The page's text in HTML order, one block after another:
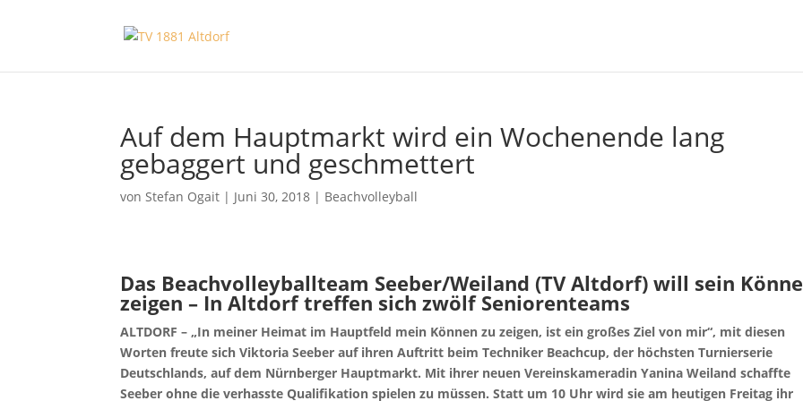
Auf dem Hauptmarkt wird ein Wochenende lang
gebaggert und geschmettert
vonStefan Ogait | Juni 30, 2018 | Beachvolleyball
Das Beachvolleyballteam Seeber/Weiland (TV Altdorf) will sein
zeigen – In Altdorf treffen sich zwölf Seniorenteams
ALTDORF – „In meiner Heimat im Hauptfeld mein Können zu zeigen, ist ein großes Ziel von mir“, mit diesen
Worten freute sich Viktoria Seeber auf ihren Auftritt beim Techniker Beachcup, der höchsten Turnierserie
Deutschlands, auf dem Nürnberger Hauptmarkt. Mit ihrer neuen Vereinskameradin Yanina Weiland schaffte
Seeber ohne die verhasste Qualifikation spielen zu müssen. Statt um 10 Uhr wird sie am heutigen Freitag ihr